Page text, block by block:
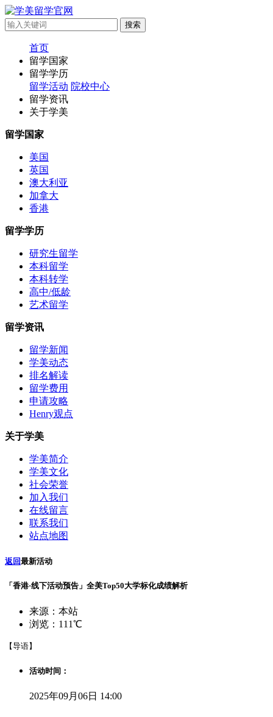
首页
留学国家
留学学历
留学活动 院校中心
留学资讯
关于学美
留学国家
美国
英国
澳大利亚
加拿大
香港
留学学历
研究生留学
本科留学
本科转学
高中/低龄
艺术留学
留学资讯
留学新闻
学美动态
排名解读
留学费用
申请攻略
Henry观点
关于学美
学美简介
学美文化
社会荣誉
加入我们
在线留言
联系我们
站点地图
返回最新活动
「香港·线下活动预告」全美Top50大学标化成绩解析
来源：本站
浏览：111℃
【导语】
活动时间：
2025年09月06日 14:00